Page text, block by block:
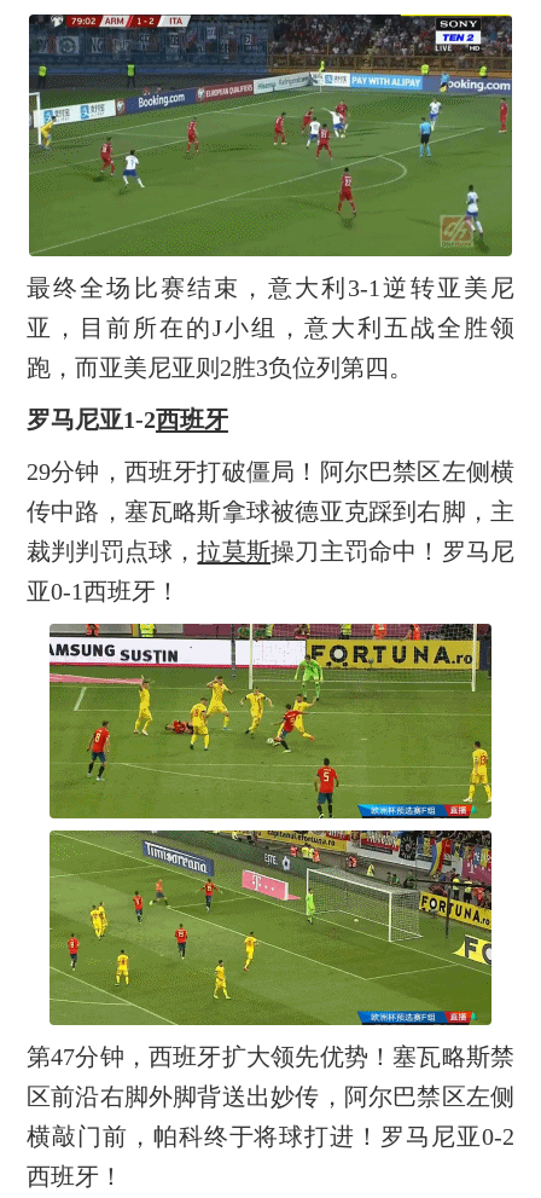
最终全场比赛结束，意大利3-1逆转亚美尼
亚，目前所在的J小组，意大利五战全胜领
跑，而亚美尼亚则2胜3负位列第四。
罗马尼亚1-2西班牙
29分钟，西班牙打破僵局！阿尔巴禁区左侧横
传中路，塞瓦略斯拿球被德亚克踩到右脚，主
裁判判罚点球，拉莫斯操刀主罚命中！罗马尼
亚0-1西班牙！
第47分钟，西班牙扩大领先优势！塞瓦略斯禁
区前沿右脚外脚背送出妙传，阿尔巴禁区左侧
横敲门前，帕科终于将球打进！罗马尼亚0-2
西班牙！